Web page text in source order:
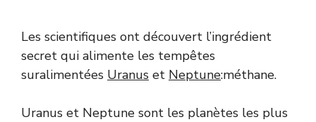
Les scientifiques ont découvert l’ingrédient
secret qui alimente les tempêtes
suralimentées Uranus et Neptune:méthane.
Uranus et Neptune sont les planètes les plus